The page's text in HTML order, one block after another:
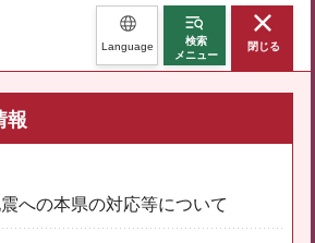
Language
検索
メニュー
閉じる
報
への本県の対応等について